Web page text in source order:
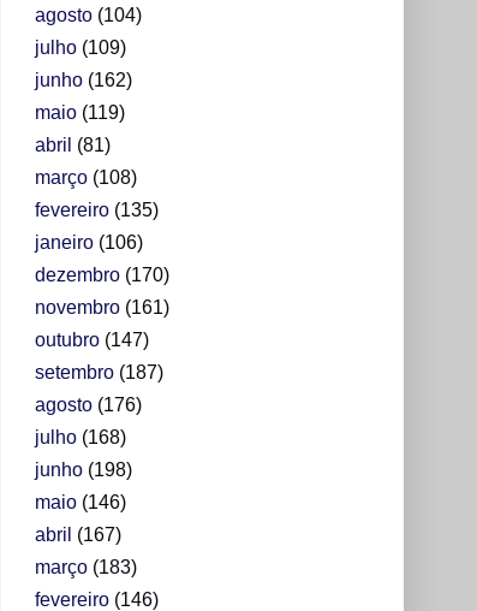
agosto(104)
julho(109)
junho(162)
maio(119)
abril (81)
março(108)
fevereiro(135)
janeiro(106)
dezembro(170)
novembro(161)
outubro(147)
setembro(187)
agosto(176)
julho(168)
junho(198)
maio(146)
abril (167)
março(183)
fevereiro(146)